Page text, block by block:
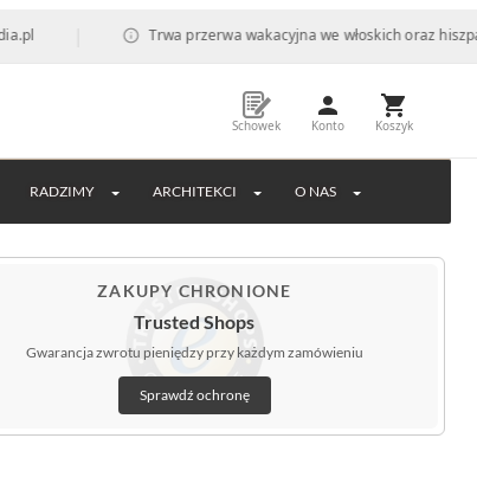
| Trwa przerwa wakacyjna we włoskich oraz
Schowek Konto Koszyk
RADZIMY ARCHITEKCI O NAS
ZAKUPY CHRONIONE
Trusted Shops
Gwarancja zwrotu pieniędzy przy każdym zamówieniu
Sprawdź ochronę